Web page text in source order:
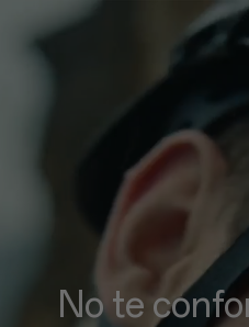
About
OnePlus
(NEVER
SETTLE)
No te